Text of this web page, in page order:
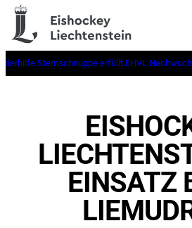
Sternschnuppe erfüllt EHVL
EINSATZ